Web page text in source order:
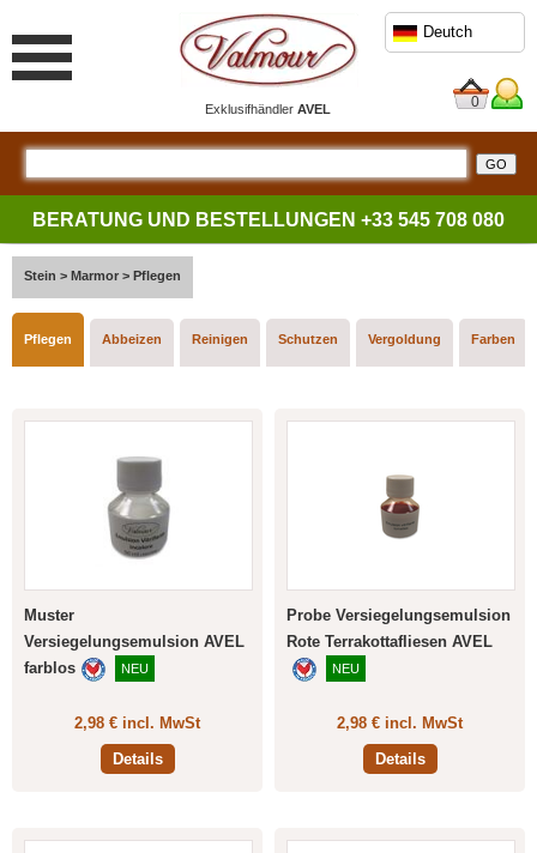
ExklusifhändlerAVEL
Deutch
0
BERATUNG UND BESTELLUNGEN +33 545 708 080
Stein > Marmor > Pflegen
Pflegen Abbeizen Reinigen Schutzen Vergoldung Farben
Muster
Versiegelungsemulsion AVEL
farblos
NEU
2,98 € incl. MwSt
Details
Probe Versiegelungsemulsion
Rote Terrakottafliesen AVEL
NEU
2,98 € incl. MwSt
Details